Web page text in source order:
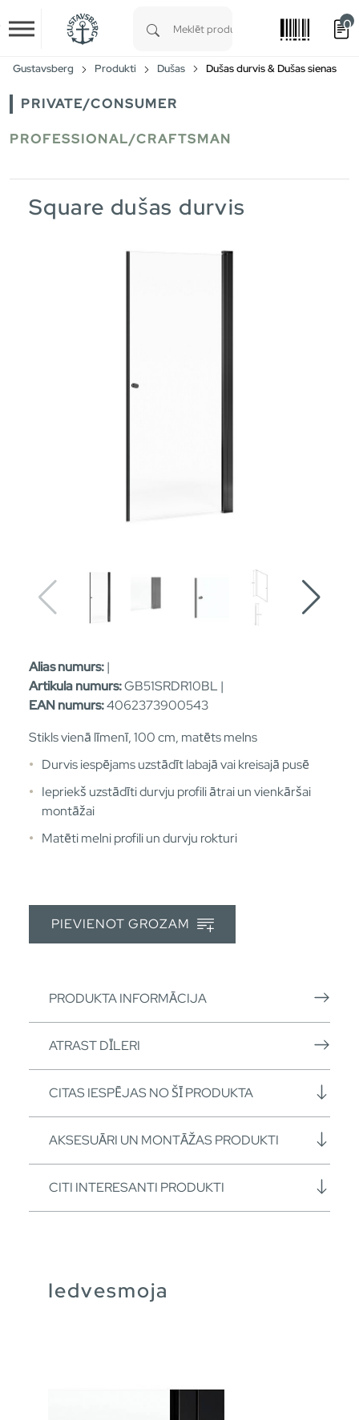
Skip to main content
0
Gustavsberg Produkti Dušas Dušas durvis & Dušas sienas
PRIVATE/CONSUMER
PROFESSIONAL/CRAFTSMAN
Square dušas durvis
Alias numurs:|
Artikula numurs:GB51SRDR10BL |
EAN numurs:4062373900543
Stikls vienā līmenī, 100 cm, matēts melns
Durvis iespējams uzstādīt labajā vai kreisajā pusē
Iepriekš uzstādīti durvju profili ātrai un vienkāršai
montāžai
Matēti melni profili un durvju rokturi
PIEVIENOT GROZAM
PRODUKTA INFORMĀCIJA
ATRAST DĪLERI
CITAS IESPĒJAS NO ŠĪ PRODUKTA
AKSESUĀRI UN MONTĀŽAS PRODUKTI
CITI INTERESANTI PRODUKTI
Iedvesmoja